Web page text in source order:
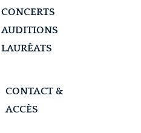
CONCERTS
AUDITIONS
LAURÉATS
CONTACT &
ACCÈS